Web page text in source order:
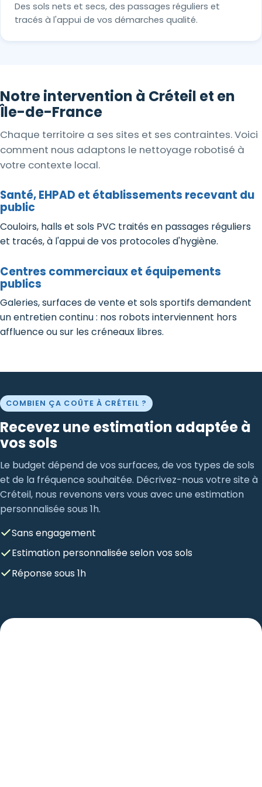
Des sols nets et secs, des passages réguliers et
tracés à l'appui de vos démarches qualité.
Notre intervention à Créteil et en
Île-de-France
Chaque territoire a ses sites et ses contraintes. Voici
comment nous adaptons le nettoyage robotisé à
votre contexte local.
Santé, EHPAD et établissements recevant du
public
Couloirs, halls et sols PVC traités en passages réguliers
et tracés, à l'appui de vos protocoles d'hygiène.
Centres commerciaux et équipements
publics
Galeries, surfaces de vente et sols sportifs demandent
un entretien continu : nos robots interviennent hors
affluence ou sur les créneaux libres.
COMBIEN ÇA COÛTE À CRÉTEIL ?
Recevez une estimation adaptée à
vos sols
Le budget dépend de vos surfaces, de vos types de sols
et de la fréquence souhaitée. Décrivez-nous votre site à
Créteil, nous revenons vers vous avec une estimation
personnalisée sous 1h.
Sans engagement
Estimation personnalisée selon vos sols
Réponse sous 1h